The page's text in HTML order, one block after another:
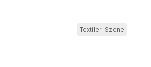
Textiler-Szene